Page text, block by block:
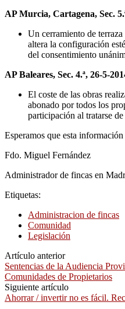
AP Murcia, Cartagena, Sec.
Un cerramiento de
altera la configuración
del consentimiento
AP Baleares, Sec. 4.ª, 26-5-
El coste de las obras
abonado por todos los
participación al tratarse
Esperamos que esta
Fdo. Miguel Fernández
Administrador de fincas en
Etiquetas:
Administracion de fincas
Comunidad
Legislación
Artículo anterior
Sentencias de la Audiencia
Comunidades de Propietarios
Siguiente artículo
Ahorrar / invertir no es fácil.